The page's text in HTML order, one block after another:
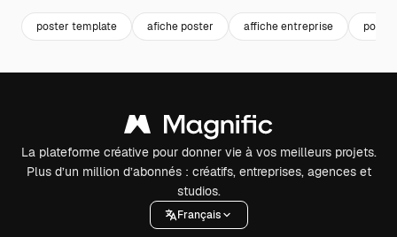
poster template afiche poster affiche entreprise poster
La plateforme créative pour donner vie à vos meilleurs projets.
Plus d’un million d’abonnés : créatifs, entreprises, agences et
studios.
Français